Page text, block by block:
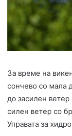
За време на
сончево со мала
до засилен
силен ветер со
Управата за